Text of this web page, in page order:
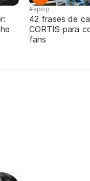
#kpop
42 frases de
CORTIS para
fans